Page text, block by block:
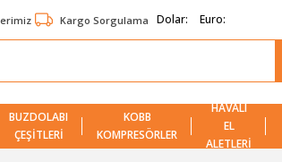
Kargo Sorgulama Dolar: Euro:
BUZDOLABI
ÇEŞİTLERİ
KOBB
KOMPRESÖRLER
HAVALI
EL
ALETLERİ